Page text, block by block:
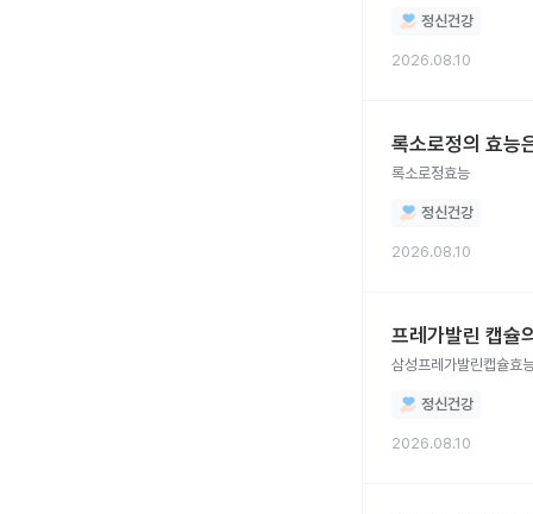
정신건강
2026.08.10
록소로정의 효능
록소로정효능
정신건강
2026.08.10
프레가발린 캡슐
삼성프레가발린캡슐효
정신건강
2026.08.10